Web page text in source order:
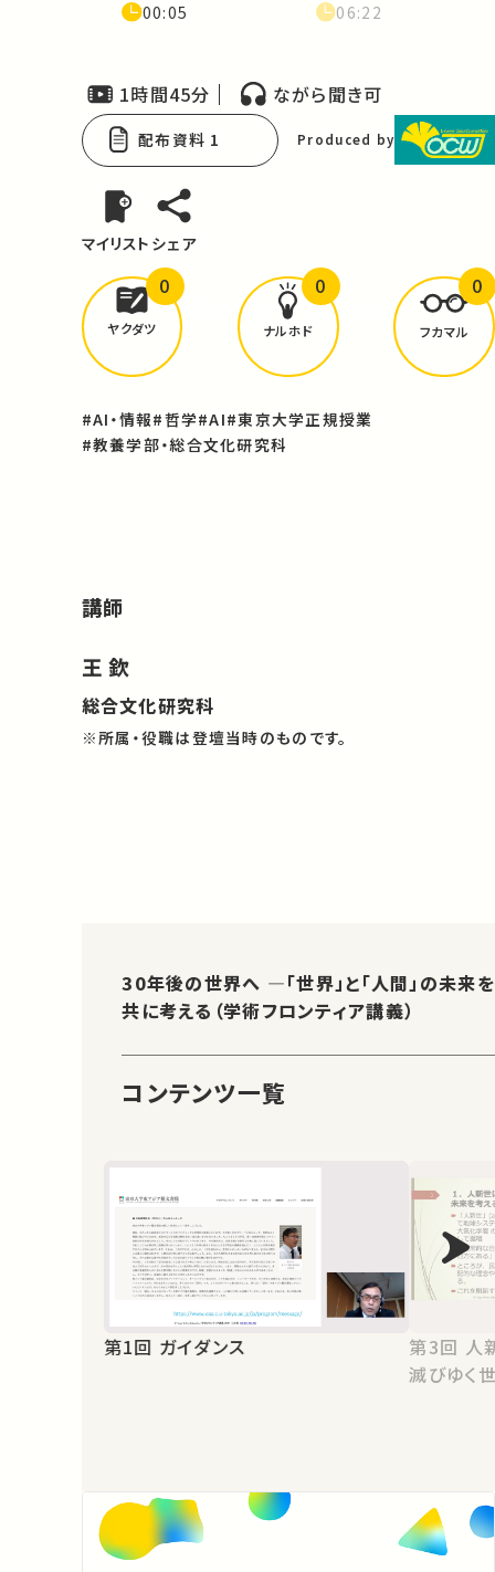
00:05 06:22
1時間45分 ながら聞き可
配布資料 1 Produced by
マイリスト シェア
どんな学びがありましたか？
ヤクダツ
0
ナルホド
0
フカマル
0
#AI・情報#哲学#AI#東京大学正規授業
#教養学部・総合文化研究科
講師
王 欽
総合文化研究科
※所属・役職は登壇当時のものです。
30年後の世界へ ―「世界」と「人間」の未来を
共に考える（学術フロンティア講義）
コンテンツ一覧
第1回 ガイダンス
第3回 人新世時代の人間を問う ―
滅びゆく